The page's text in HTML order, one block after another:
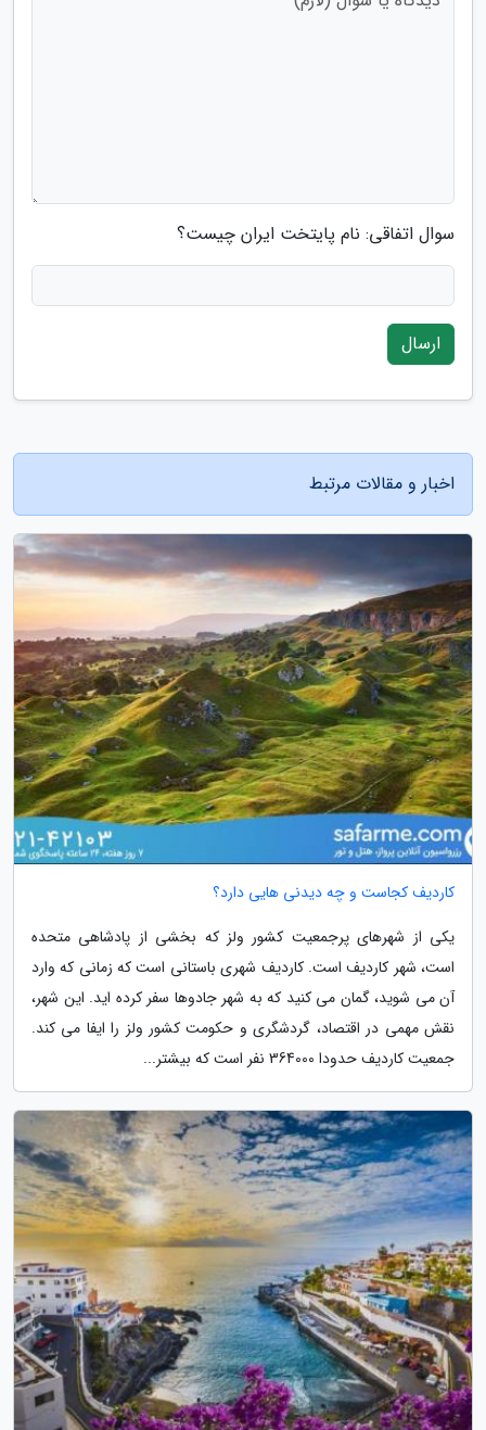
سوال اتفاقی: نام پایتخت ایران چیست؟
ارسال
اخبار و مقالات مرتبط
کاردیف کجاست و چه دیدنی هایی دارد؟
یکی از شهرهای پرجمعیت کشور ولز که بخشی از پادشاهی متحده
است، شهر کاردیف است. کاردیف شهری باستانی است که زمانی که وارد
آن می شوید، گمان می کنید که به شهر جادوها سفر کرده اید. این شهر،
نقش مهمی در اقتصاد، گردشگری و حکومت کشور ولز را ایفا می کند.
جمعیت کاردیف حدودا 364000 نفر است که بیشتر...